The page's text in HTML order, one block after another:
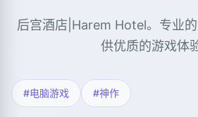
后宫酒店|Harem Hotel。专业
供优质的游戏体
#电脑游戏 #神作